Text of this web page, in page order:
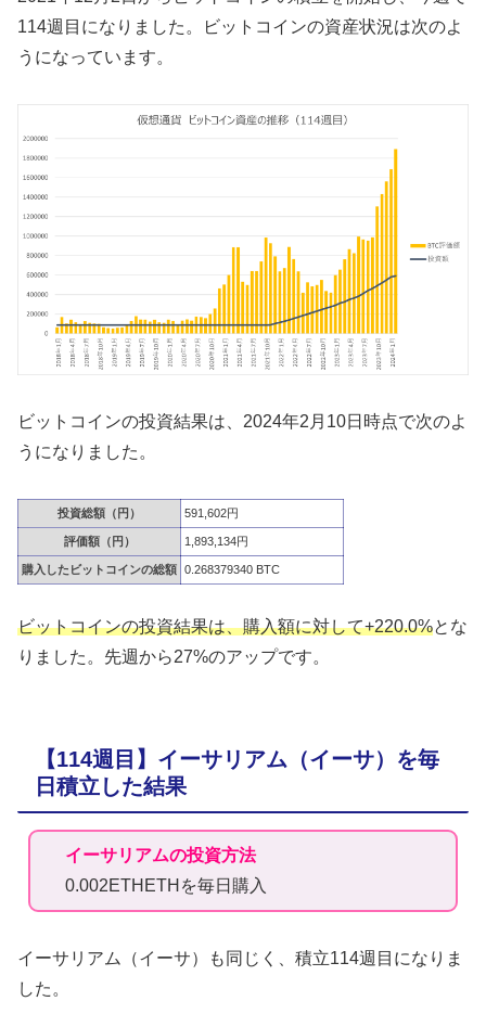
114週目になりました。ビットコインの資産状況は次のよ
うになっています。
ビットコインの投資結果は、2024年2月10日時点で次のよ
うになりました。
投資総額（円） 591,602円
評価額（円） 1,893,134円
購入したビットコインの総額 0.268379340 BTC
ビットコインの投資結果は、購入額に対して+220.0%とな
りました。先週から27%のアップです。
【114週目】イーサリアム（イーサ）を毎
日積立した結果
イーサリアムの投資方法
0.002ETHETHを毎日購入
イーサリアム（イーサ）も同じく、積立114週目になりま
した。